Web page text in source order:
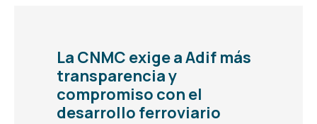
La CNMC exige a Adif más
transparencia y
compromiso con el
desarrollo ferroviario